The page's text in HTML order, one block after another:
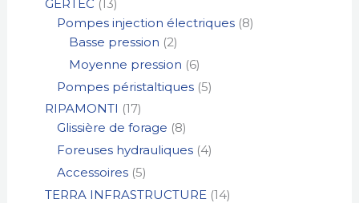
GERTEC
13
Pompes injection électriques 8
Basse pression 2
Moyenne pression 6
Pompes péristaltiques 5
RIPAMONTI 17
Glissière de forage 8
Foreuses hydrauliques 4
Accessoires 5
TERRA INFRASTRUCTURE 14